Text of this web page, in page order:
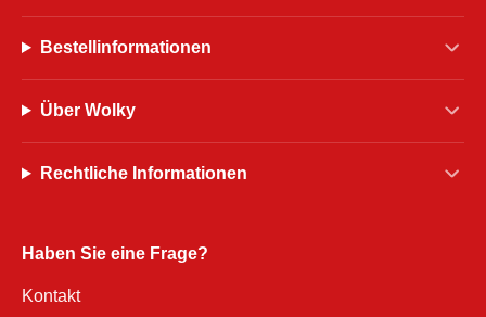
Bestellinformationen
Über Wolky
Rechtliche Informationen
Haben Sie eine Frage?
Kontakt